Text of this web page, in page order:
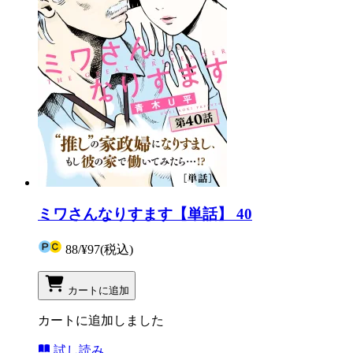
ミワさんなりすます【単話】 40
88/¥97(税込)
カートに追加
カートに追加しました
試し読み